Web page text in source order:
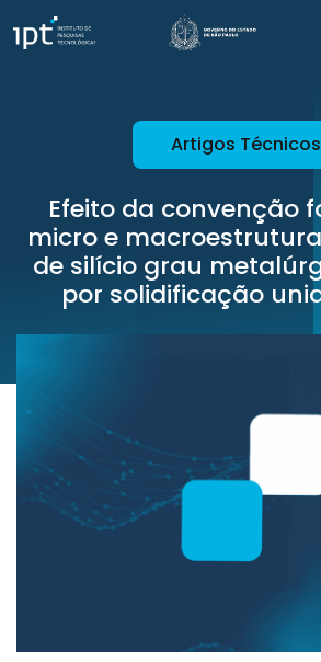
Artigos Técnicos
Efeito da convenção
micro e
de silício grau
por solidificação